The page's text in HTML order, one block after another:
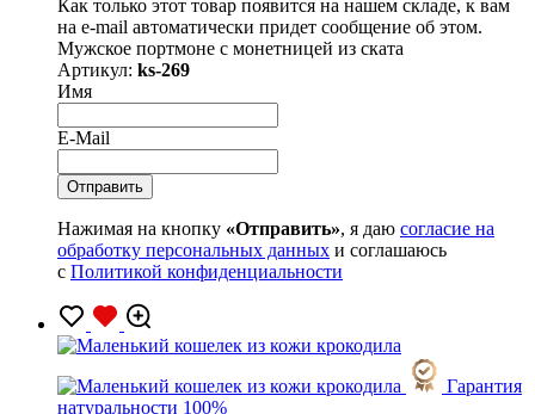
Как только этот товар появится на нашем складе, к вам
на e-mail автоматически придет сообщение об этом.
Мужское портмоне с монетницей из ската
Артикул: ks-269
Имя
E-Mail
Нажимая на кнопку «Отправить», я даю согласие на
обработку персональных данных и соглашаюсь
с Политикой конфиденциальности
Гарантия
натуральности 100%